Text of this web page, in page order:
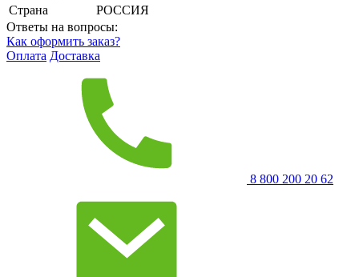
Страна
РОССИЯ
Ответы на вопросы:
Как оформить заказ?
Оплата Доставка
8 800 200 20 62